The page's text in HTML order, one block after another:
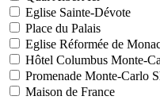
Eglise Sainte-Dévote
Place du Palais
Eglise Réformée de
Hôtel Columbus Monte-
Promenade Monte-Carlo
Maison de France